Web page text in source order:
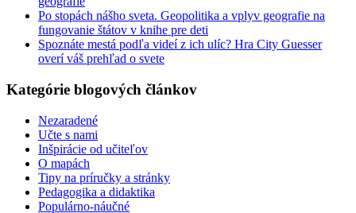
Po stopách nášho sveta. Geopolitika a vplyv geografie na
fungovanie štátov v knihe pre deti
Spoznáte mestá podľa videí z ich ulíc? Hra City Guesser
overí váš prehľad o svete
Kategórie blogových článkov
Nezaradené
Učte s nami
Inšpirácie od učiteľov
O mapách
Tipy na príručky a stránky
Pedagogika a didaktika
Populárno-náučné